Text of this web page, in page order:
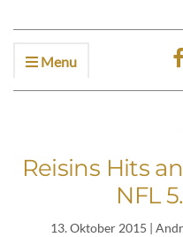
Menu
Reisins Hits
NFL
13. Oktober 2015 |